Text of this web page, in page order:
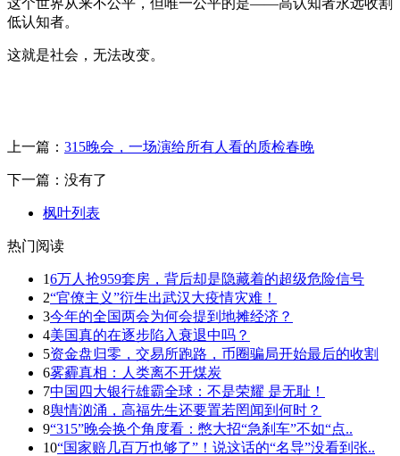
低认知者。
这就是社会，无法改变。
上一篇： 315晚会，一场演给所有人看的质检春晚
下一篇：没有了
枫叶列表
热门阅读
16万人抢959套房，背后却是隐藏着的超级危险信号
2“官僚主义”衍生出武汉大疫情灾难！
3今年的全国两会为何会提到地摊经济？
4美国真的在逐步陷入衰退中吗？
5资金盘归零，交易所跑路，币圈骗局开始最后的收割
6雾霾真相：人类离不开煤炭
7中国四大银行雄霸全球：不是荣耀 是无耻！
8舆情汹涌，高福先生还要置若罔闻到何时？
9“315”晚会换个角度看：憋大招“急刹车”不如“点..
10“国家赔几百万也够了”！说这话的“名导”没看到张..